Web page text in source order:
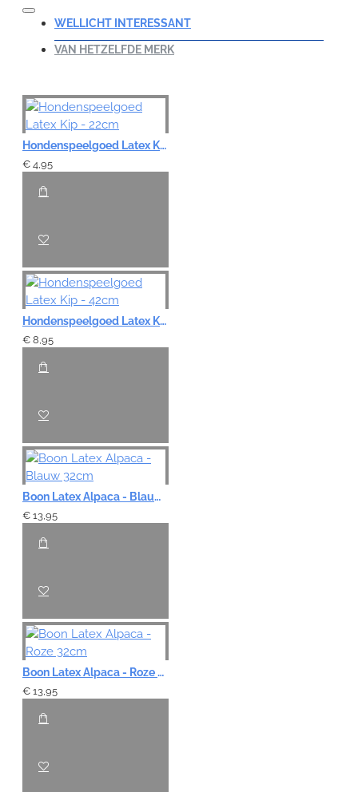
WELLICHT INTERESSANT
VAN HETZELFDE MERK
Hondenspeelgoed Latex Kip - 22cm
€ 4,95
Hondenspeelgoed Latex Kip - 42cm
€ 8,95
Boon Latex Alpaca - Blauw 32cm
€ 13,95
Boon Latex Alpaca - Roze 32cm
€ 13,95